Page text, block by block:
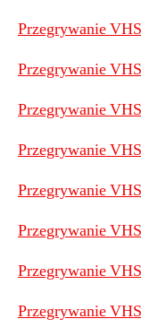
Przegrywanie
Przegrywanie
Przegrywanie
Przegrywanie
Przegrywanie
Przegrywanie
Przegrywanie
Przegrywanie